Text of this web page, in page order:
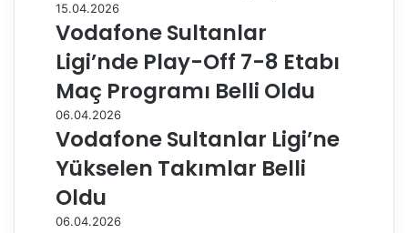
15.04.2026
Vodafone Sultanlar
Ligi’nde Play-Off 7-8 Etabı
Maç Programı Belli Oldu
06.04.2026
Vodafone Sultanlar Ligi’ne
Yükselen Takımlar Belli
Oldu
06.04.2026